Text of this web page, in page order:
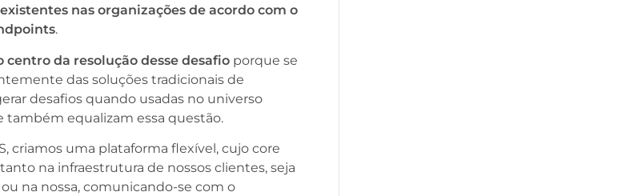
nas organizações de acordo com o
.
centro da resolução desse desafio porque se
das soluções tradicionais de
desafios quando usadas no universo
também equalizam essa questão.
criamos uma plataforma flexível, cujo core
na infraestrutura de nossos clientes, seja
na nossa, comunicando-se com o